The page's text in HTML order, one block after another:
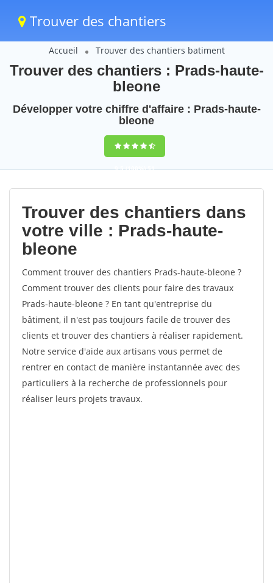
Trouver des chantiers
Accueil Trouver des chantiers batiment
Trouver des chantiers : Prads-haute-
bleone
Développer votre chiffre d'affaire : Prads-haute-
bleone
9,5(100%)51
votes
Trouver des chantiers dans
votre ville : Prads-haute-
bleone
Comment trouver des chantiers Prads-haute-bleone ?
Comment trouver des clients pour faire des travaux
Prads-haute-bleone ? En tant qu'entreprise du
bâtiment, il n'est pas toujours facile de trouver des
clients et trouver des chantiers à réaliser rapidement.
Notre service d'aide aux artisans vous permet de
rentrer en contact de manière instantannée avec des
particuliers à la recherche de professionnels pour
réaliser leurs projets travaux.